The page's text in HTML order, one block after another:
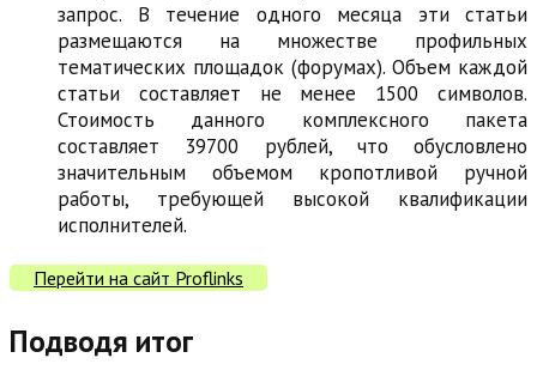
запрос. В течение одного месяца эти статьи
размещаются на множестве профильных
тематических площадок (форумах). Объем каждой
статьи составляет не менее 1500 символов.
Стоимость данного комплексного пакета
составляет 39700 рублей, что обусловлено
значительным объемом кропотливой ручной
работы, требующей высокой квалификации
исполнителей.
Перейти на сайт Proflinks
Подводя итог